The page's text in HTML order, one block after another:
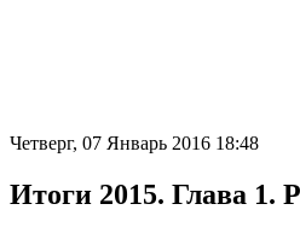
Четверг, 07 Январь 2016 18:48
Итоги 2015. Глава 1.